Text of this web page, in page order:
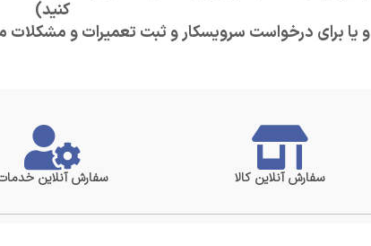
کنید)
و یا برای درخواست سرویسکار و ثبت تعمیرات و
سفارش آنلاین کالا سفارش آنلاین